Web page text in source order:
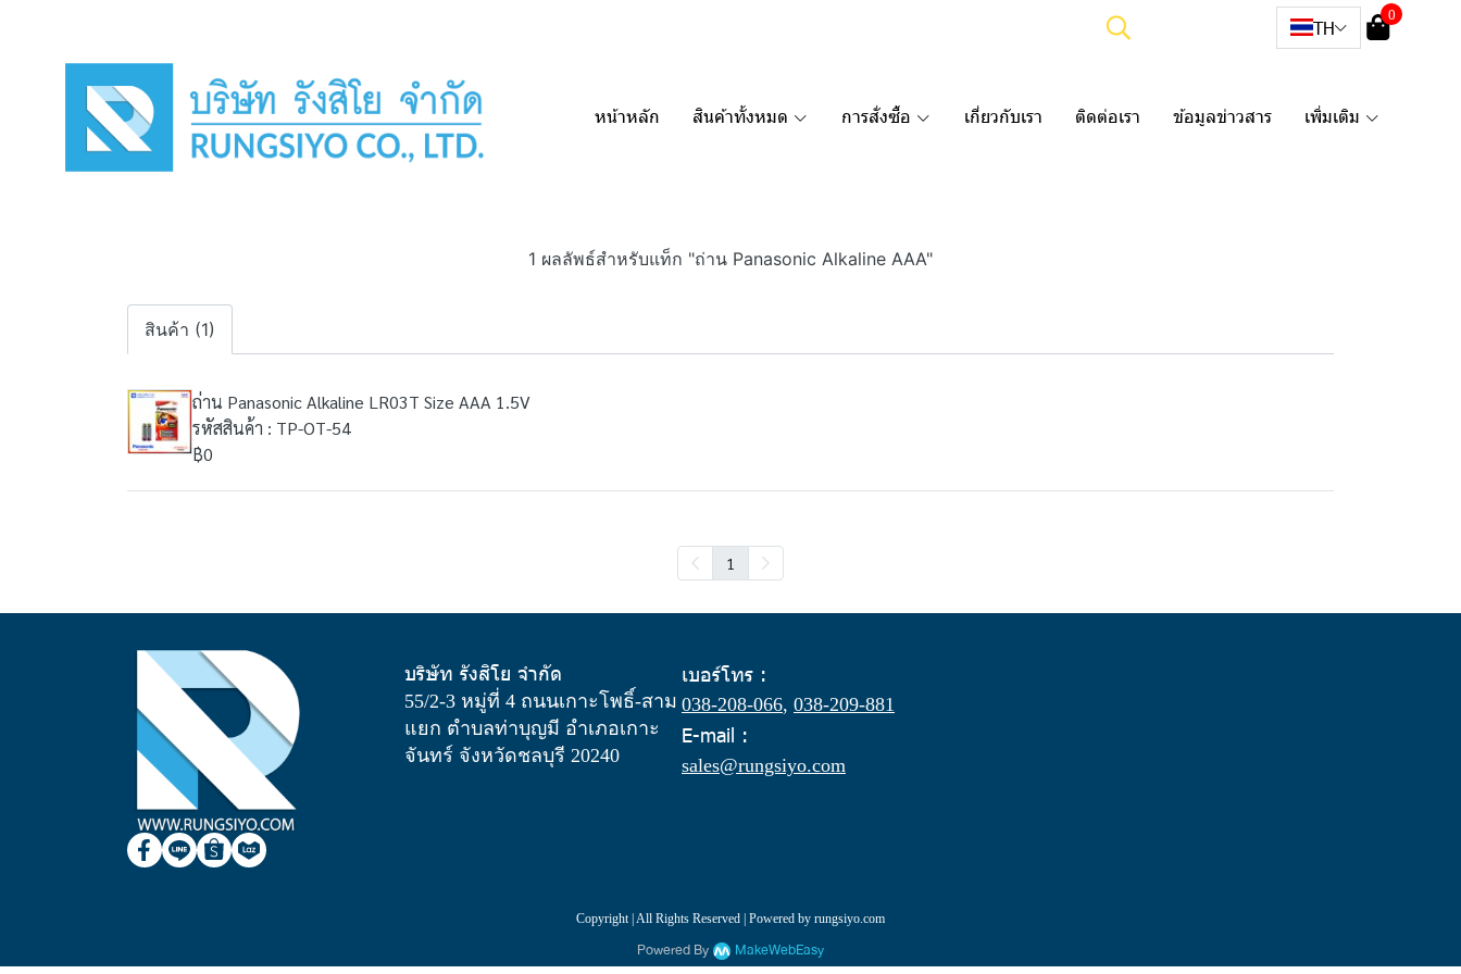
TH
0
หน้าหลัก สินค้าทั้งหมด การสั่งซื้อ เกี่ยวกับเรา ติดต่อเรา ข้อมูลข่าวสาร เพิ่มเติม
1 ผลลัพธ์สำหรับแท็ก "ถ่าน Panasonic Alkaline AAA"
สินค้า (1)
ถ่าน Panasonic Alkaline LR03T Size AAA 1.5V
รหัสสินค้า : TP-OT-54
฿0
1
บริษัท รังสิโย จำกัด
55/2-3 หมู่ที่ 4 ถนนเกาะโพธิ์-สาม
แยก ตำบลท่าบุญมี อำเภอเกาะ
จันทร์ จังหวัดชลบุรี 20240
เบอร์โทร :
038-208-066, 038-209-881
E-mail :
sales@rungsiyo.com
Copyright | All Rights Reserved | Powered by rungsiyo.com
Powered By MakeWebEasy